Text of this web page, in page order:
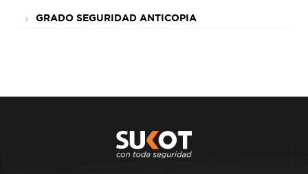
GRADO SEGURIDAD ANTICOPIA